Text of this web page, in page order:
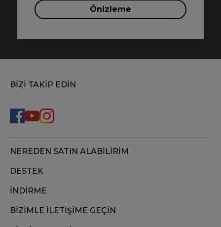
Önizleme
BİZİ TAKİP EDİN
NEREDEN SATIN ALABİLİRİM
DESTEK
İNDİRME
BİZİMLE İLETİŞİME GEÇİN